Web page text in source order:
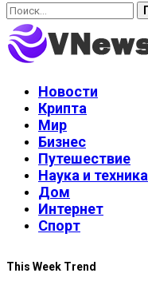
Найти:
Новости
Крипта
Мир
Бизнес
Путешествие
Наука и техника
Дом
Интернет
Спорт
This Week Trend